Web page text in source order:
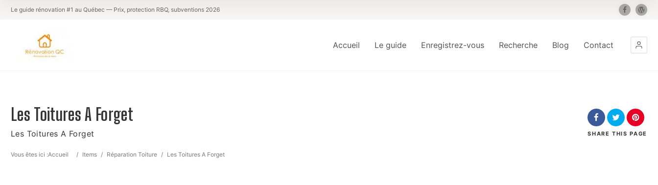
Le guide rénovation #1 au Québec — Prix, protection RBQ, subventions 2026
Accueil Le guide Enregistrez-vous Recherche Blog Contact
Les Toitures A Forget
Les Toitures A Forget
Vous êtes ici :Accueil / Items / Réparation Toiture / Les Toitures A Forget
SHARE THIS PAGE